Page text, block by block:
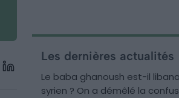
Les dernières actualités
Le baba ghanoush est-il
syrien ? On a démêlé la